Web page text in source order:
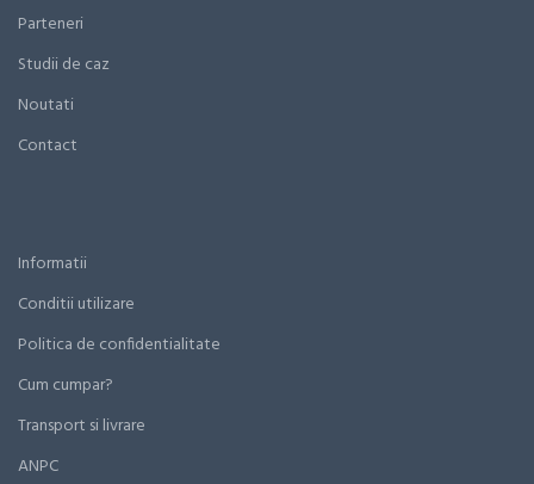
Parteneri
Studii de caz
Noutati
Contact
Informatii
Conditii utilizare
Politica de confidentialitate
Cum cumpar?
Transport si livrare
ANPC